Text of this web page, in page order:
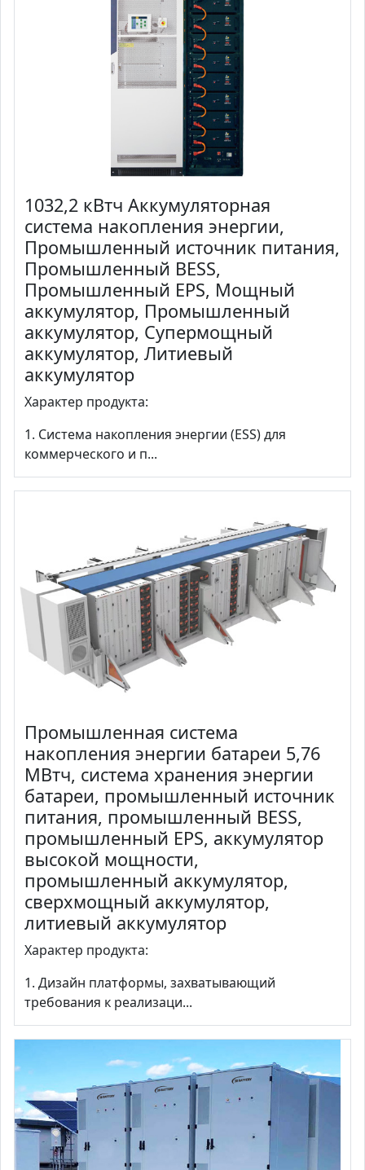
1032,2 кВтч Аккумуляторная
система накопления энергии,
Промышленный источник питания,
Промышленный BESS,
Промышленный EPS, Мощный
аккумулятор, Промышленный
аккумулятор, Супермощный
аккумулятор, Литиевый
аккумулятор
Характер продукта:
1. Система накопления энергии (ESS) для
коммерческого и п...
Промышленная система
накопления энергии батареи 5,76
МВтч, система хранения энергии
батареи, промышленный источник
питания, промышленный BESS,
промышленный EPS, аккумулятор
высокой мощности,
промышленный аккумулятор,
сверхмощный аккумулятор,
литиевый аккумулятор
Характер продукта:
1. Дизайн платформы, захватывающий
требования к реализаци...